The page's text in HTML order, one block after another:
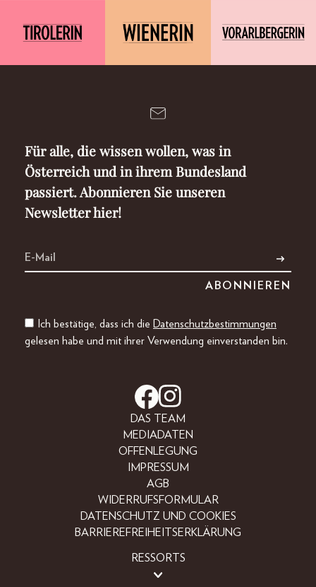
Für alle, die wissen wollen, was in
Österreich und in ihrem Bundesland
passiert. Abonnieren Sie unseren
Newsletter hier!
Ich bestätige, dass ich die Datenschutzbestimmungen
gelesen habe und mit ihrer Verwendung einverstanden bin.
DAS TEAM
MEDIADATEN
OFFENLEGUNG
IMPRESSUM
AGB
WIDERRUFSFORMULAR
DATENSCHUTZ UND COOKIES
BARRIEREFREIHEITSERKLÄRUNG
RESSORTS